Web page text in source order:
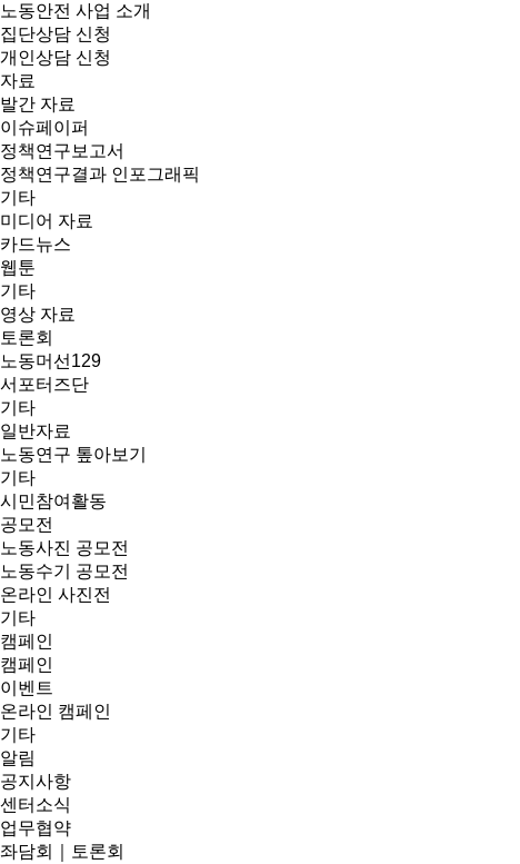
노동안전 사업 소개
집단상담 신청
개인상담 신청
자료
발간 자료
이슈페이퍼
정책연구보고서
정책연구결과 인포그래픽
기타
미디어 자료
카드뉴스
웹툰
기타
영상 자료
토론회
노동머선129
서포터즈단
기타
일반자료
노동연구 톺아보기
기타
시민참여활동
공모전
노동사진 공모전
노동수기 공모전
온라인 사진전
기타
캠페인
캠페인
이벤트
온라인 캠페인
기타
알림
공지사항
센터소식
업무협약
좌담회｜토론회